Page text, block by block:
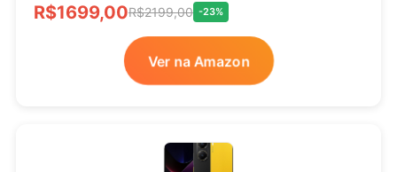
R$1699,00R$2199,00 -23%
Ver na Amazon